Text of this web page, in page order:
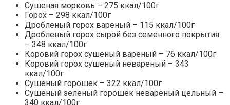
Сушеная морковь – 275 ккал/100г
Горох – 298 ккал/100г
Дробленый горох вареный – 115 ккал/100г
Дробленый горох сырой без семенного покрытия
– 348 ккал/100г
Коровий горох сушеный вареный – 76 ккал/100г
Коровий горох сушеный невареный – 343
ккал/100г
Сушеный горошек – 322 ккал/100г
Сушеный зеленый горошек невареный цельный –
340 ккал/100г